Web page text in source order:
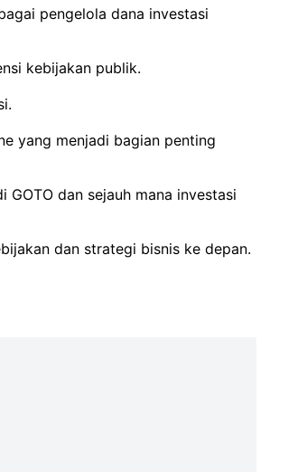
pengelola dana investasi
kebijakan publik.
yang menjadi bagian penting
dan sejauh mana investasi
dan strategi bisnis ke depan.